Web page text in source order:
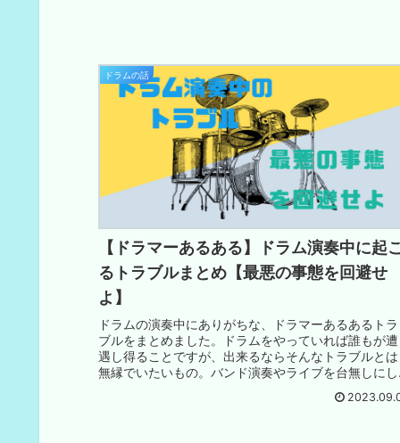
ドラムの話
【ドラマーあるある】ドラム演奏中に起
るトラブルまとめ【最悪の事態を回避せ
よ】
ドラムの演奏中にありがちな、ドラマーあるあるトラ
ブルをまとめました。ドラムをやっていれば誰もが遭
遇し得ることですが、出来るならそんなトラブルとは
無縁でいたいもの。バンド演奏やライブを台無しにし